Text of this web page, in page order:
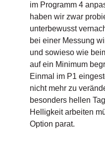
im Programm 4
haben wir zwar
unterbewusst
bei einer Messung
und sowieso wie
auf ein Minimum
Einmal im P1
nicht mehr zu
besonders hellen
Helligkeit arbeiten
Option parat.